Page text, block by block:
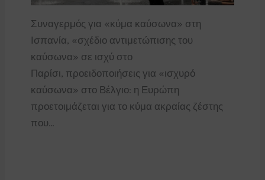
Συναγερμός για «κύμα καύσωνα» στη
Ισπανία, «σχέδιο αντιμετώπισης του
καύσωνα» σε ισχύ στο
Παρίσι, προειδοποιήσεις για «ισχυρό
καύσωνα» στο Βέλγιο: η Ευρώπη
προετοιμάζεται για το κύμα ακραίας ζέστης
που…